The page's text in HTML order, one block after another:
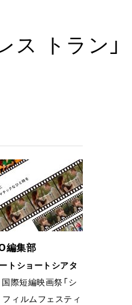
ス トラン」
編集部
トショートシアタ
国際短編映画祭「シ
ィルムフェスティ